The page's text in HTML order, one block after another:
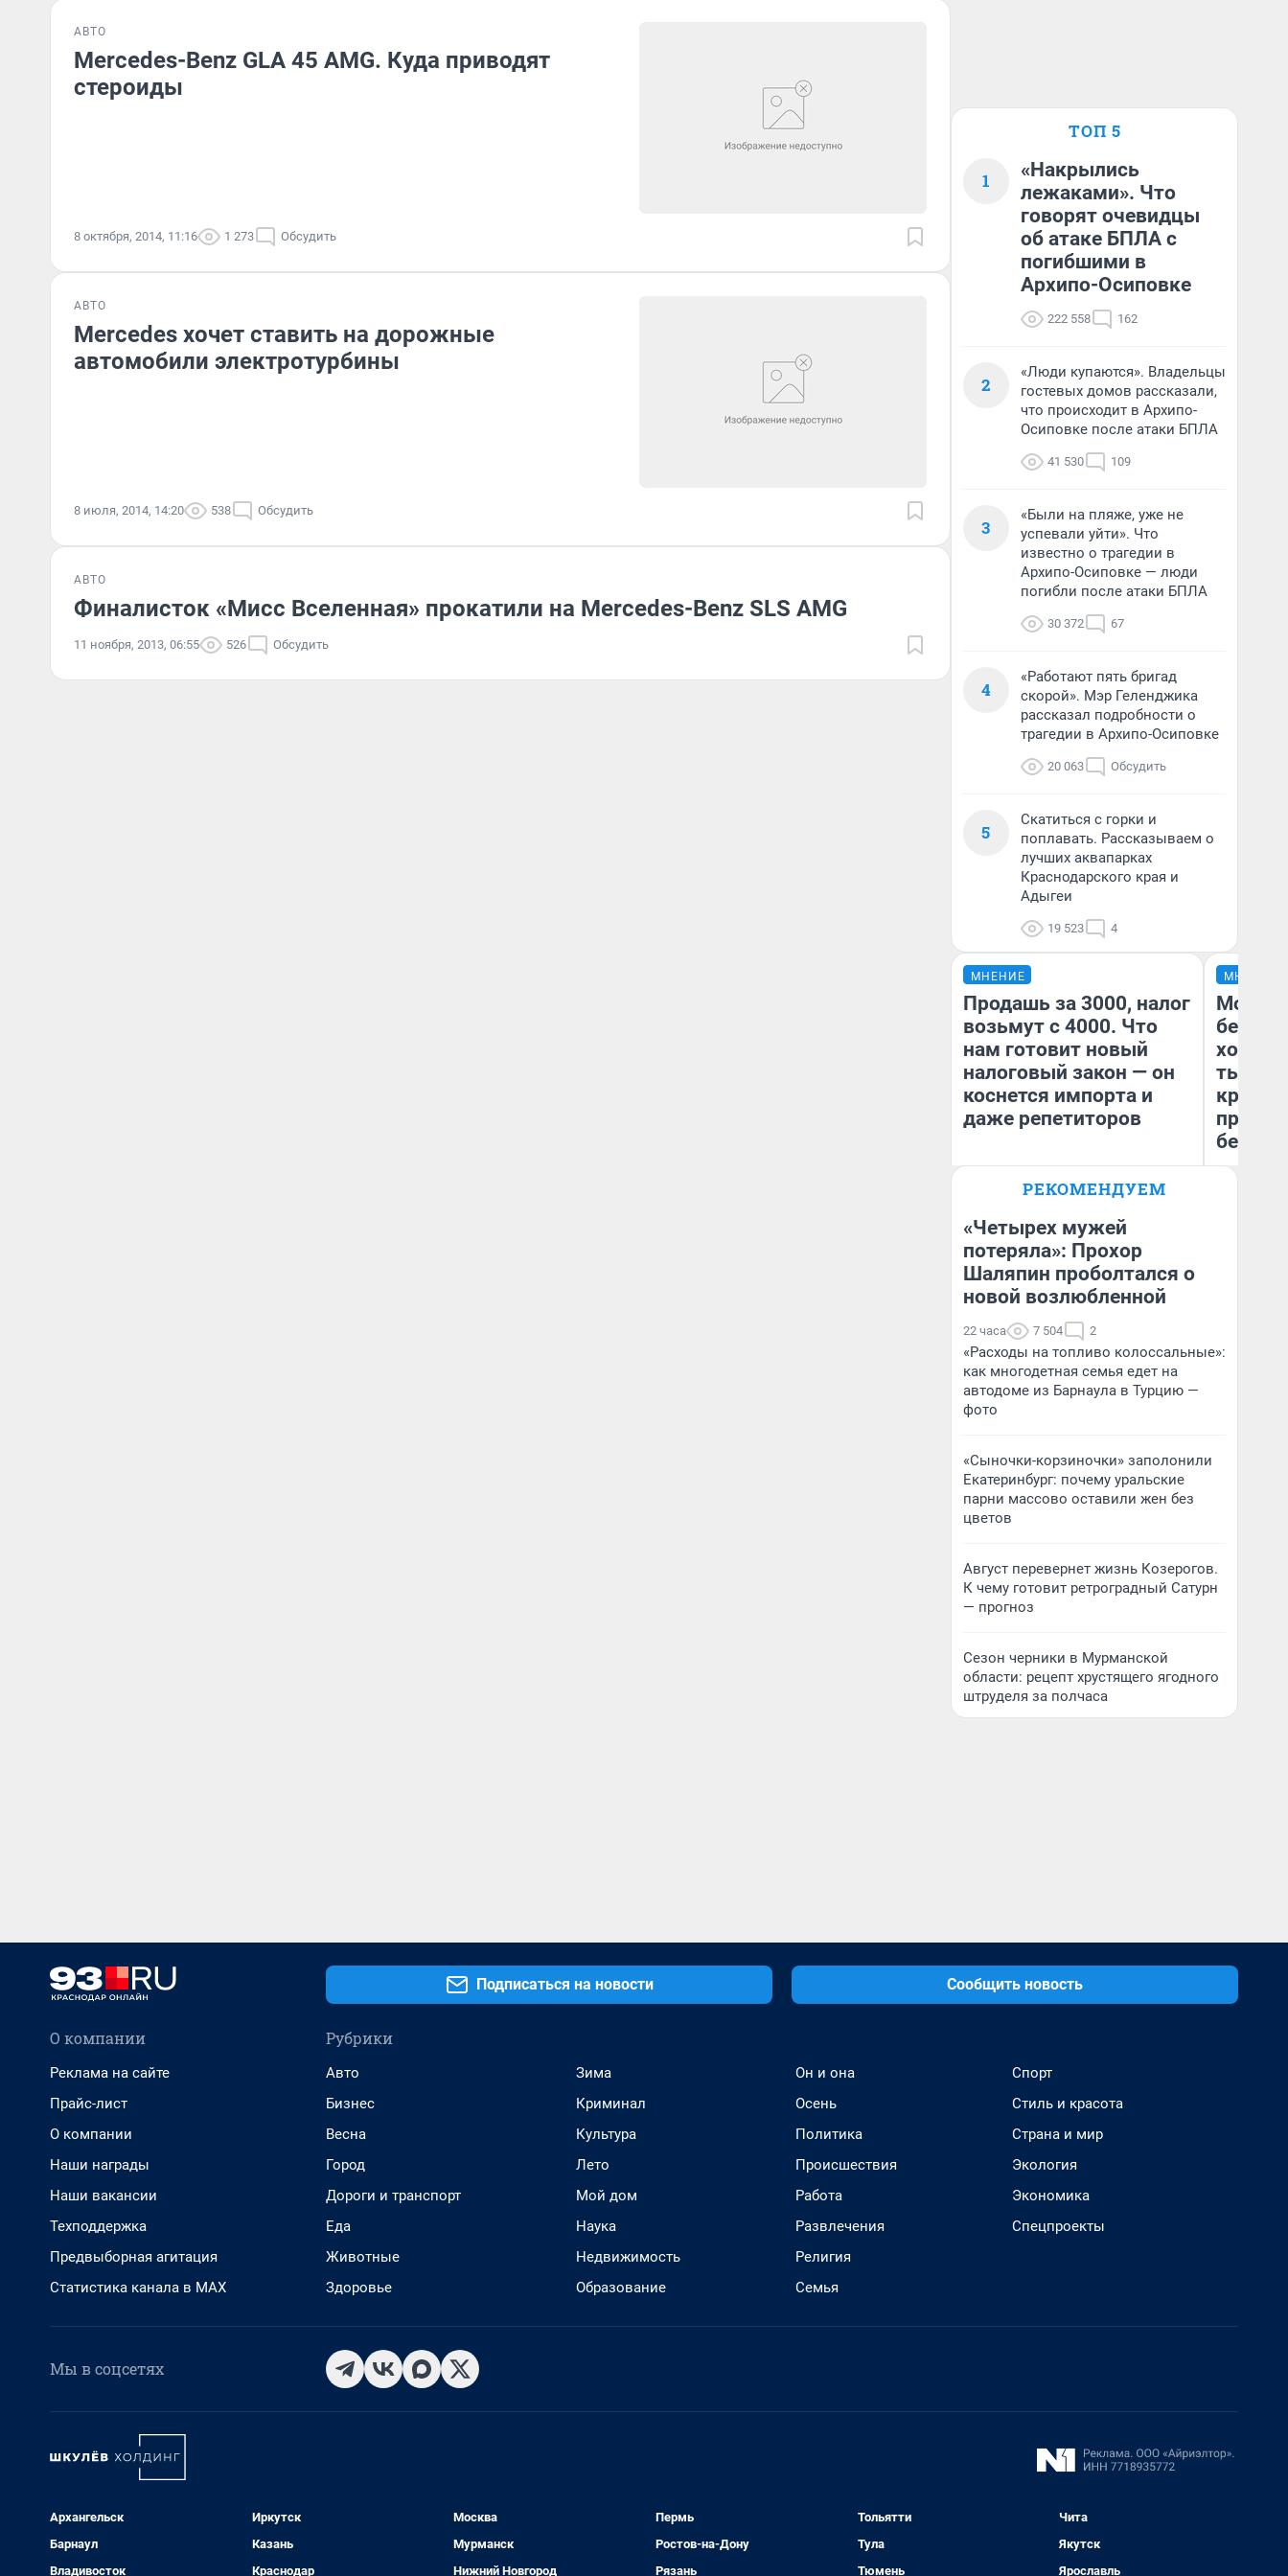
АВТО
Mercedes-Benz GLA 45 AMG. Куда приводят
стероиды
8 октября, 2014, 11:16 1 273 Обсудить
АВТО
Mercedes хочет ставить на дорожные
автомобили электротурбины
8 июля, 2014, 14:20 538 Обсудить
АВТО
Финалисток «Мисс Вселенная» прокатили на Mercedes-Benz SLS AMG
11 ноября, 2013, 06:55 526 Обсудить
ТОП 5
1
«Накрылись
лежаками». Что
говорят очевидцы
об атаке БПЛА с
погибшими в
Архипо-Осиповке
222 558 162
2
«Люди купаются». Владельцы
гостевых домов рассказали,
что происходит в Архипо-
Осиповке после атаки БПЛА
41 530 109
3
«Были на пляже, уже не
успевали уйти». Что
известно о трагедии в
Архипо-Осиповке — люди
погибли после атаки БПЛА
30 372 67
4
«Работают пять бригад
скорой». Мэр Геленджика
рассказал подробности о
трагедии в Архипо-Осиповке
20 063 Обсудить
5
Скатиться с горки и
поплавать. Рассказываем о
лучших аквапарках
Краснодарского края и
Адыгеи
19 523 4
МНЕНИЕ
Продашь за 3000, налог
возьмут с 4000. Что
нам готовит новый
налоговый закон — он
коснется импорта и
даже репетиторов
Анастасия Завгородняя
МНЕНИЕ
Мой
хотела
тысяч,
РЕКОМЕНДУЕМ
«Четырех мужей
потеряла»: Прохор
Шаляпин проболтался о
новой возлюбленной
22 часа 7 504 2
«Расходы на топливо колоссальные»:
как многодетная семья едет на
автодоме из Барнаула в Турцию —
фото
«Сыночки-корзиночки» заполонили
Екатеринбург: почему уральские
парни массово оставили жен без
цветов
Август перевернет жизнь Козерогов.
К чему готовит ретроградный Сатурн
— прогноз
Сезон черники в Мурманской
области: рецепт хрустящего ягодного
штруделя за полчаса
Подписаться на новости Сообщить новость
О компании
Реклама на сайте
Прайс-лист
О компании
Наши награды
Наши вакансии
Техподдержка
Предвыборная агитация
Статистика канала в MAX
Рубрики
Авто
Бизнес
Весна
Город
Дороги и транспорт
Еда
Животные
Здоровье
Зима
Криминал
Культура
Лето
Мой дом
Наука
Недвижимость
Образование
Он и она
Осень
Политика
Происшествия
Работа
Развлечения
Религия
Семья
Спорт
Стиль и красота
Страна и мир
Экология
Экономика
Спецпроекты
Мы в соцсетях
Архангельск
Барнаул
Владивосток
Иркутск
Казань
Краснодар
Москва
Мурманск
Нижний Новгород
Пермь
Ростов-на-Дону
Рязань
Тольятти
Тула
Тюмень
Чита
Якутск
Ярославль